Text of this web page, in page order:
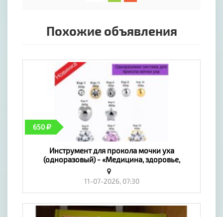
Похожие объявления
650
Инструмент для прокола мочки уха
(одноразовый) - «Медицина, здоровье,
красота»
11-07-2026, 07:30